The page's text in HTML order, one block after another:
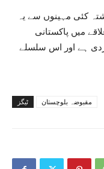
کئی مہینوں سے یہ
میں پاکستانی
ہے اور اس سلسلے
ٹیگز مقبوضہ بلوچستان